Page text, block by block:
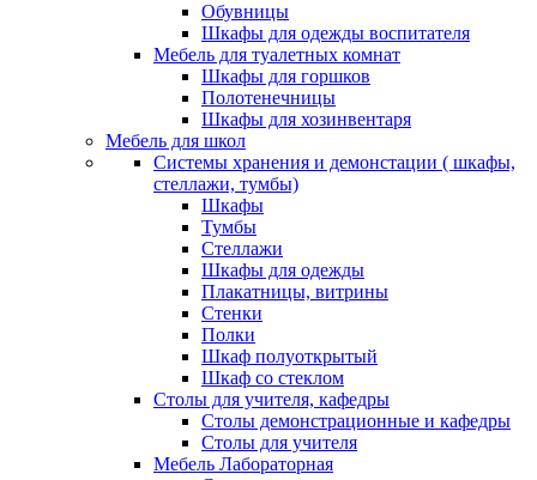
Обувницы
Шкафы для одежды воспитателя
Мебель для туалетных комнат
Шкафы для горшков
Полотенечницы
Шкафы для хозинвентаря
Мебель для школ
Системы хранения и демонстации ( шкафы,
стеллажи, тумбы)
Шкафы
Тумбы
Стеллажи
Шкафы для одежды
Плакатницы, витрины
Стенки
Полки
Шкаф полуоткрытый
Шкаф со стеклом
Столы для учителя, кафедры
Столы демонстрационные и кафедры
Столы для учителя
Мебель Лабораторная